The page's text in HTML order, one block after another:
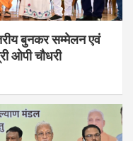
बुनकर सम्मेलन एवं
ओपी चौधरी